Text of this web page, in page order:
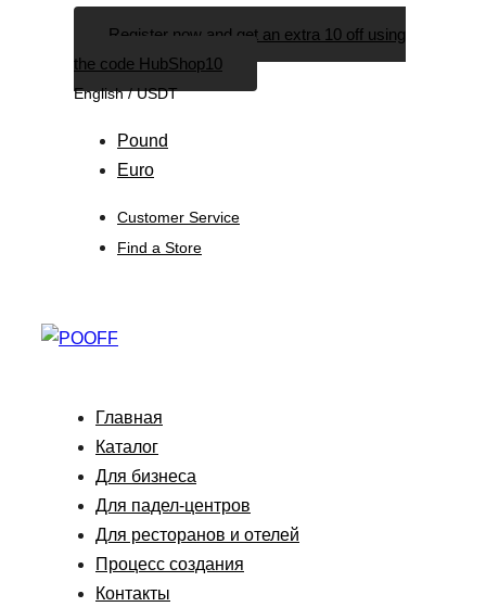
Register now and get an extra 10 off using
the code HubShop10
English / USDT
Pound
Euro
Customer Service
Find a Store
Главная
Каталог
Для бизнеса
Для падел-центров
Для ресторанов и отелей
Процесс создания
Контакты